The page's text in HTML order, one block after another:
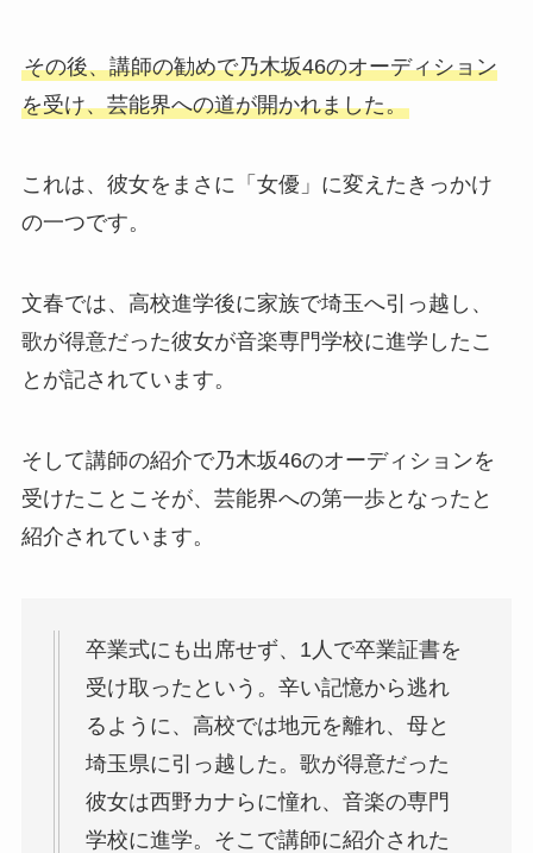
その後、講師の勧めで乃木坂46のオーディション
を受け、芸能界への道が開かれました。
これは、彼女をまさに「女優」に変えたきっかけ
の一つです。
文春では、高校進学後に家族で埼玉へ引っ越し、
歌が得意だった彼女が音楽専門学校に進学したこ
とが記されています。
そして講師の紹介で乃木坂46のオーディションを
受けたことこそが、芸能界への第一歩となったと
紹介されています。
卒業式にも出席せず、1人で卒業証書を
受け取ったという。辛い記憶から逃れ
るように、高校では地元を離れ、母と
埼玉県に引っ越した。歌が得意だった
彼女は西野カナらに憧れ、音楽の専門
学校に進学。そこで講師に紹介された